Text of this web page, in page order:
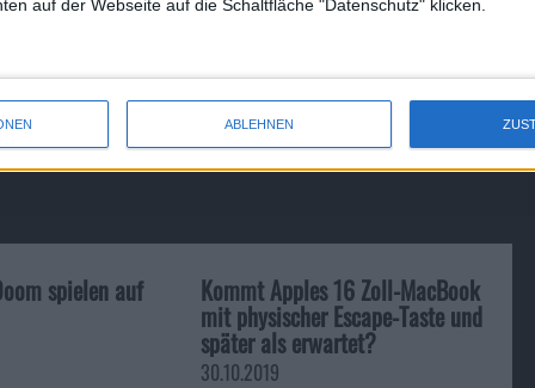
auf der Webseite auf die Schaltfläche "Datenschutz" klicken.
ABLEHNEN
Erfinder der "i"-Produkte: App…
spielen auf Kommt Apples 16 Zoll-MacBook
mit physischer Escape-Taste und
später als erwartet?
30.10.2019